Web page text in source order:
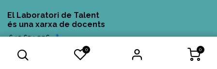
0 0
El Laboratori de Talent
és una xarxa de docents
640 634 226
laboratori @laboratoridetalent.com